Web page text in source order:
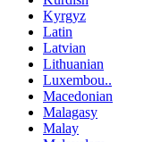
Kyrgyz
Latin
Latvian
Lithuanian
Luxembou..
Macedonian
Malagasy
Malay